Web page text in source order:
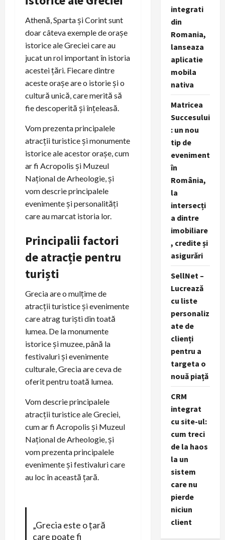
Athenă, Sparta și Corint sunt
doar câteva exemple de orașe
istorice ale Greciei care au
jucat un rol important în istoria
acestei țări. Fiecare dintre
aceste orașe are o istorie și o
cultură unică, care merită să
fie descoperită și înțeleasă.
Vom prezenta principalele
atracții turistice și monumente
istorice ale acestor orașe, cum
ar fi Acropolis și Muzeul
Național de Arheologie, și
vom descrie principalele
evenimente și personalități
care au marcat istoria lor.
Principalii factori
de atracție pentru
turiști
Grecia are o mulțime de
atracții turistice și evenimente
care atrag turiști din toată
lumea. De la monumente
istorice și muzee, până la
festivaluri și evenimente
culturale, Grecia are ceva de
oferit pentru toată lumea.
Vom descrie principalele
atracții turistice ale Greciei,
cum ar fi Acropolis și Muzeul
Național de Arheologie, și
vom prezenta principalele
evenimente și festivaluri care
au loc în această țară.
„Grecia este o țară
care poate fi
integrati
din
Romania,
lanseaza
aplicatie
mobila
nativa
Matricea
Succesului
: un nou
tip de
eveniment
în
România,
la
intersecți
a dintre
imobiliare
, credite și
asigurări
SellNet –
Lucrează
cu liste
personaliz
ate de
clienți
pentru a
targeta o
nouă piață
CRM
integrat
cu site-ul:
cum treci
de la haos
la un
sistem
care nu
pierde
niciun
client